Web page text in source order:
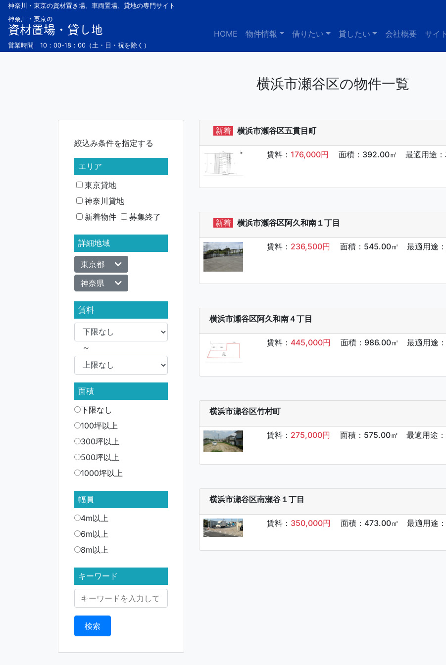
Skip
content
神奈川・東京の資材置き場、車両置場、貸地の専門サイト
神奈川・東京の
資材置場・貸し地
営業時間 10：00-18：00（土・日・祝を除く）
HOME 物件情報 借りたい 貸したい 会社概要 サイ
横浜市瀬谷区の物件一覧
横浜市瀬谷区五貫目町
新着
賃料： 176,000円 面積：392.00㎡ 最適用途：
横浜市瀬谷区阿久和南１丁目
新着
賃料： 236,500円 面積：545.00㎡ 最適用途：
横浜市瀬谷区阿久和南４丁目
賃料： 445,000円 面積：986.00㎡ 最適用途：
横浜市瀬谷区竹村町
賃料： 275,000円 面積：575.00㎡ 最適用途：
横浜市瀬谷区南瀬谷１丁目
賃料： 350,000円 面積：473.00㎡ 最適用途：
絞込み条件を指定する
エリア
東京貸地
神奈川貸地
新着物件
募集終了
詳細地域
東京都
神奈県
賃料
～
面積
下限なし
100坪以上
300坪以上
500坪以上
1000坪以上
幅員
4m以上
6m以上
8m以上
キーワード